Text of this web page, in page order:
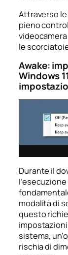
Attraverso le
pieno
le
Awake:
Windows
Durante il
modalità di
questo
sistema,
rischia di